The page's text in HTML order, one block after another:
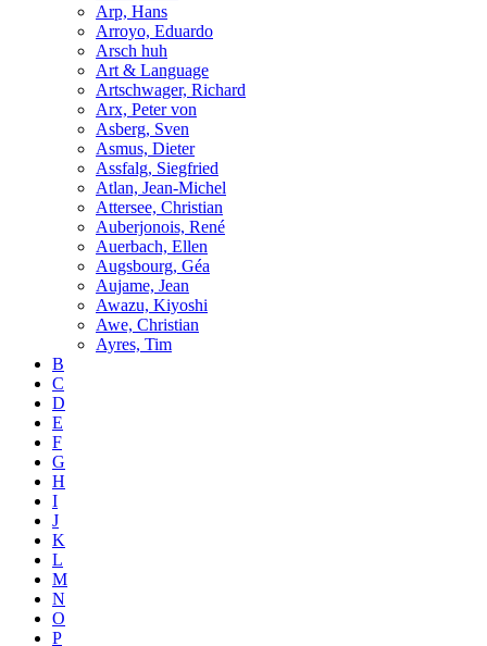
Arp, Hans
Arroyo, Eduardo
Arsch huh
Art & Language
Artschwager, Richard
Arx, Peter von
Asberg, Sven
Asmus, Dieter
Assfalg, Siegfried
Atlan, Jean-Michel
Attersee, Christian
Auberjonois, René
Auerbach, Ellen
Augsbourg, Géa
Aujame, Jean
Awazu, Kiyoshi
Awe, Christian
Ayres, Tim
B
C
D
E
F
G
H
I
J
K
L
M
N
O
P